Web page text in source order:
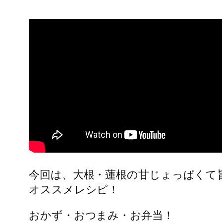
今回は、大根・蓮根の甘じょっぱくて
オススメレシピ！
おかず・おつまみ・お弁当！